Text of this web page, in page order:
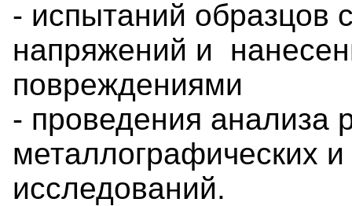
- испытаний образцов
напряжений и
повреждениями
- проведения анализа
металлографических
исследований.